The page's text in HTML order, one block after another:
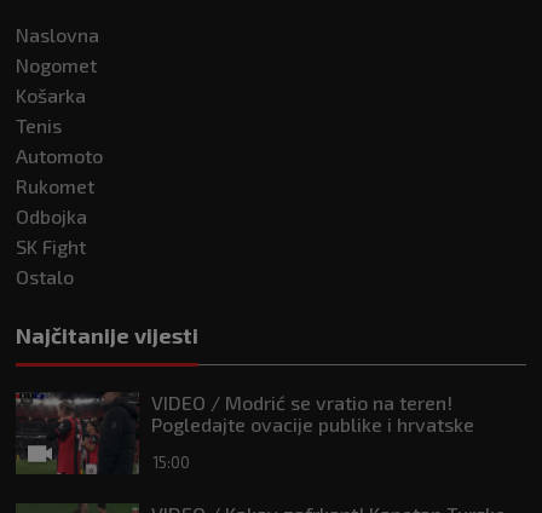
Naslovna
Nogomet
Košarka
Tenis
Automoto
Rukomet
Odbojka
SK Fight
Ostalo
Najčitanije vijesti
VIDEO / Modrić se vratio na teren!
Pogledajte ovacije publike i hrvatske
15:00